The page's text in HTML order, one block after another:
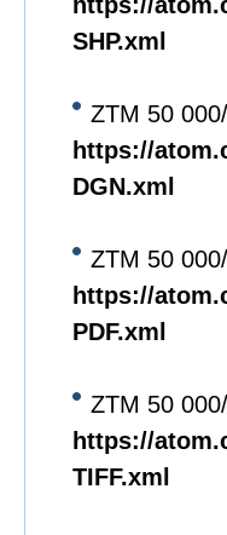
SHP.xml
ZTM 50
https://
DGN.xml
ZTM 50
https://
PDF.xml
ZTM 50
https://
TIFF.xml